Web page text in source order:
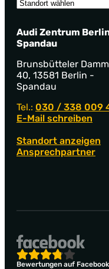
Audi Zentrum
Spandau
Brunsbütteler Damm
40, 13581 Berlin -
Spandau
Tel.: 030 / 338 009
E-Mail schreiben
Standort anzeigen
Ansprechpartner
Bewertungen auf